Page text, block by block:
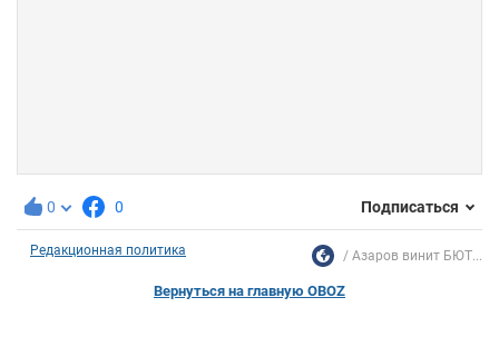
0 0 Подписаться
Редакционная политика Азаров винит БЮТ...
Вернуться на главную OBOZ